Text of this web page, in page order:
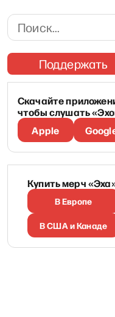
Поддержать
Скачайте
чтобы слушать
Apple
Купить мерч
В Европе
В США и Канаде